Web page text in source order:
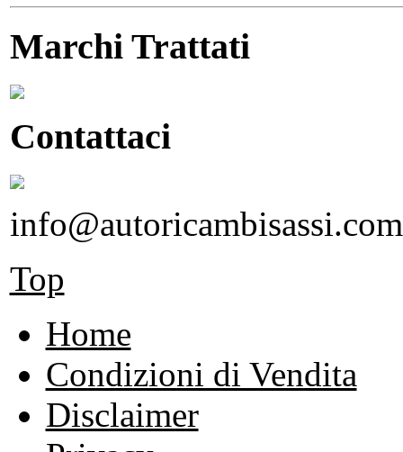
Marchi Trattati
Contattaci
info@autoricambisassi.com
Top
Home
Condizioni di Vendita
Disclaimer